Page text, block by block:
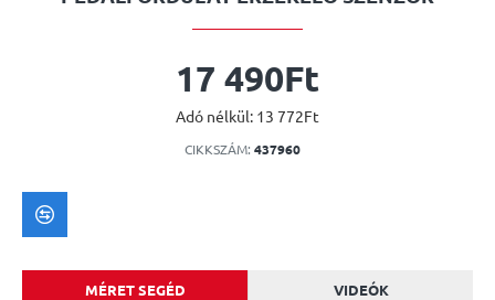
17 490Ft
Adó nélkül: 13 772Ft
CIKKSZÁM: 437960
MÉRET SEGÉD VIDEÓK